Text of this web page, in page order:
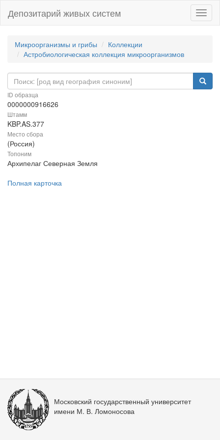
Депозитарий живых систем
Микроорганизмы и грибы
Коллекции
Астробиологическая коллекция микроорганизмов
ID образца
0000000916626
Штамм
KBP.AS.377
Место сбора
(Россия)
Топоним
Архипелаг Северная Земля
Полная карточка
Московский государственный университет
имени М. В. Ломоносова